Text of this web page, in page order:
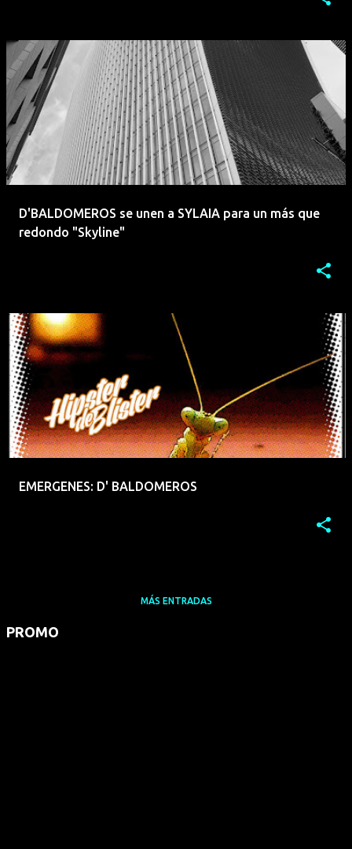
D'BALDOMEROS se unen a SYLAIA para un más que
redondo "Skyline"
EMERGENES: D' BALDOMEROS
MÁS ENTRADAS
PROMO